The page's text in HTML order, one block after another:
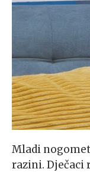
Mladi
razini. Dječaci